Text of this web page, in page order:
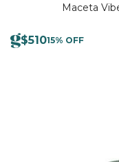
Maceta
$51015% OFF